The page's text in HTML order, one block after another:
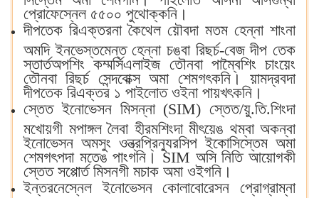
প্রোফেস্নেল ৫৫০০ পুথোক্কনি‍।
দীপতেক রিএক্তরনা কৈথেল য়ৌবদা মতম হেন্না শাংনা
অমদি ইনভেস্তমেন্ত হেন্না চঙবা রিছর্চ-বেজ দীপ তেক
স্তার্তঅপশিং কম্মর্সিএলাইজ তৌনবা পাম্বৈশিং চাংয়েং
তৌনবা রিছর্চ সেন্দবোক্স অমা শেমগৎকনি‍। য়ামদ্রবদা
দীপতেক রিএক্তর ১ পাইলোত ওইনা পায়খৎকনি‍।
স্তেত ইনোভেসন মিসন্না (SIM) স্তেত/য়ু.তি.শিংদা
মখোয়গী মপাঙ্গল লৈবা হীরমশিংদা মীৎয়েঙ থম্বা অকন্বা
ইনোভেসন অমসুং ওন্ত্রপ্রিন্যুরসিপ ইকোসিস্তেম অমা
শেমগৎপদা মতেঙ পাংগনি‍। SIM অসি নিতি আয়োগকী
স্তেত সপ্পোর্ত মিসনগী মচাক অমা ওইগনি‍।
ইন্তরনেস্নেল ইনোভেসন কোলাবোরেসন প্রোগ্রাম্না